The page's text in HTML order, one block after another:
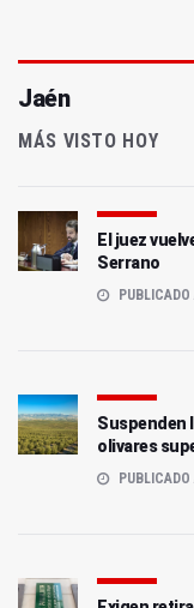
Jaén
MÁS VISTO HOY
El juez
Serrano
Suspenden
olivares